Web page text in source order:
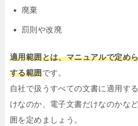
廃棄
罰則や改廃
適用範囲とは、マニュアルで定め
する範囲です。
自社で扱うすべての文書に適用す
けなのか、電子文書だけなのかな
囲を定めましょう。